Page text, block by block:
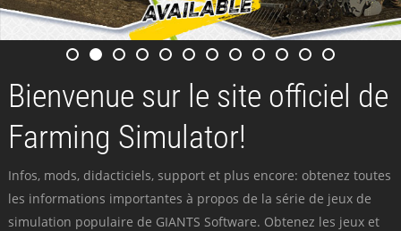
Bienvenue sur le site officiel de
Farming Simulator!
Infos, mods, didacticiels, support et plus encore: obtenez toutes
les informations importantes à propos de la série de jeux de
simulation populaire de GIANTS Software. Obtenez les jeux et